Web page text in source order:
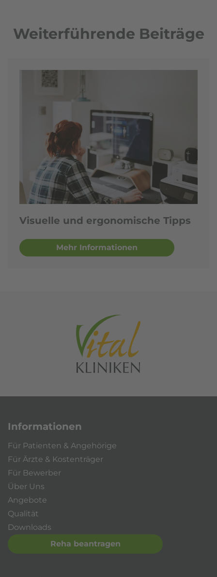
Weiterführende Beiträge
Visuelle und ergonomische Tipps
Mehr Informationen
Informationen
Für Patienten & Angehörige
Für Ärzte & Kostenträger
Für Bewerber
Über Uns
Angebote
Qualität
Downloads
Reha beantragen